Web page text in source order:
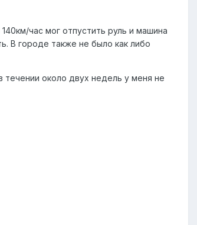
час мог отпустить руль и машина
В городе также не было как либо
около двух недель у меня не